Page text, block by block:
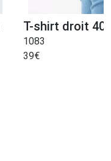
T-shirt droit
1083
39€